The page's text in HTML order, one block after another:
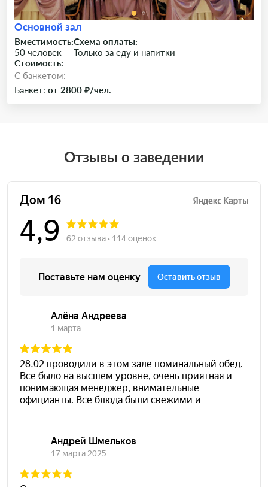
Основной зал
Вместимость:
50 человек
Схема оплаты:
Только за еду и напитки
Стоимость:
C банкетом:
Банкет: от 2800 ₽/чел.
Отзывы о заведении